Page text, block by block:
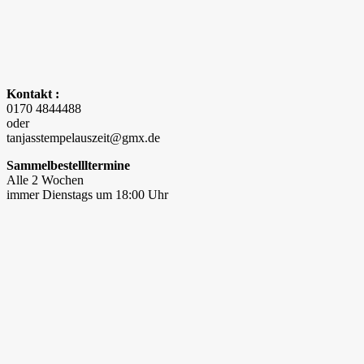
Kontakt :
0170 4844488
oder
tanjasstempelauszeit@gmx.de
Sammelbestellltermine
Alle 2 Wochen
immer Dienstags um 18:00 Uhr